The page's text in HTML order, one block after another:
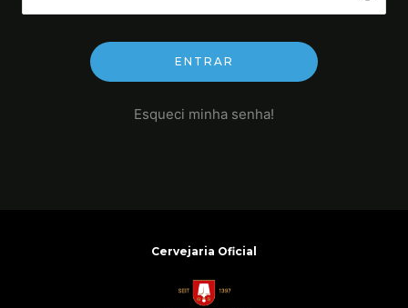
Esqueci minha senha!
Cervejaria Oficial